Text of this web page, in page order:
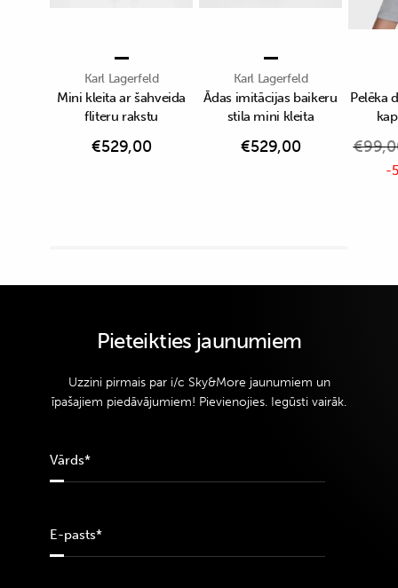
Karl Lagerfeld
Mini kleita ar šahveida
fliteru rakstu
€529,00
Karl Lagerfeld
Ādas imitācijas baikeru
stila mini kleita
€529,00
Pelēka
€
-
Pieteikties jaunumiem
Uzzini pirmais par i/c Sky&More jaunumiem un
īpašajiem piedāvājumiem! Pievienojies. Iegūsti vairāk.